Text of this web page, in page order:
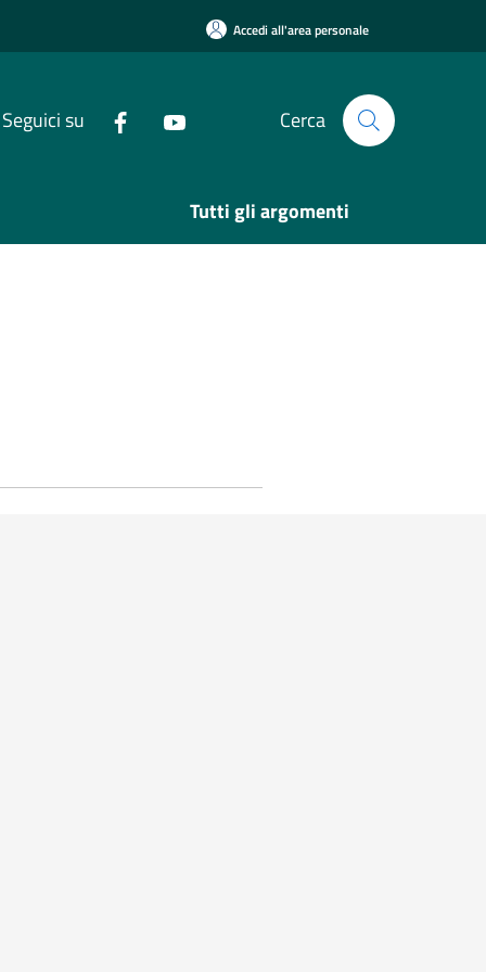
Accedi all'area personale
Seguici su Cerca
Tutti gli argomenti